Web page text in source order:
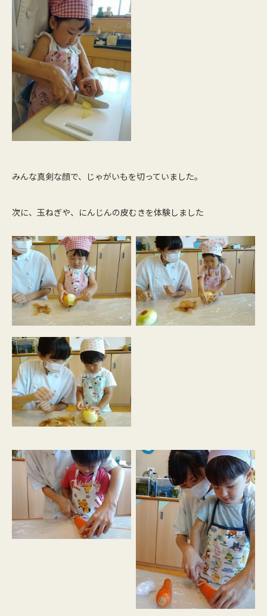
みんな真剣な顔で、じゃがいもを切っていました。
次に、玉ねぎや、にんじんの皮むきを体験しました